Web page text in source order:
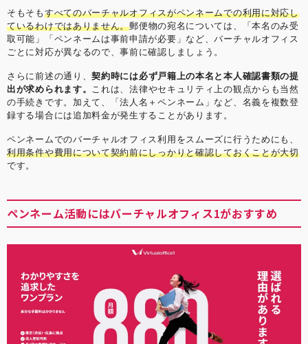
そもそも すべてのバーチャルオフィスがペンネームでの利用に対応し
ているわけではありません。郵便物の宛名については、「本名のみ受
取可能」「ペンネームは事前申請が必要」など、バーチャルオフィス
ごとに対応が異なるので、事前に確認しましょう。
さらに前述の通り、契約時には必ず戸籍上の本名と本人確認書類の提
出が求められます。
これは、法律やセキュリティ上の観点からも当然
の手続きです。加えて、「法人名＋ペンネーム」など、名義を複数登
録する場合には追加料金が発生することがあります。
ペンネームでのバーチャルオフィス利用をスムーズに行うためにも、
利用条件や費用について契約前にしっかりと確認しておくことが大切
です。
ペンネーム活動にはバーチャルオフィス1がおすすめ